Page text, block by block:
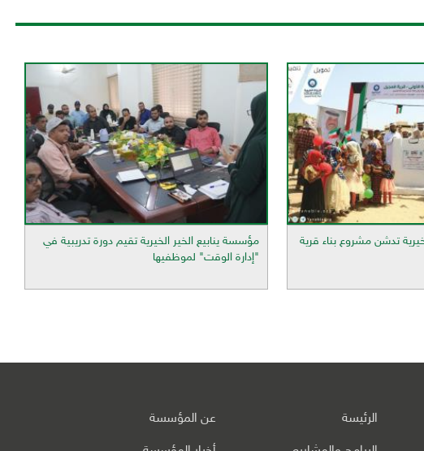
تدشن مشروع بناء قرية
مؤسسة ينابيع الخير الخيرية تقيم دورة تدريبية في
"إدارة الوقت" لموظفيها
الرئيسة عن المؤسسة